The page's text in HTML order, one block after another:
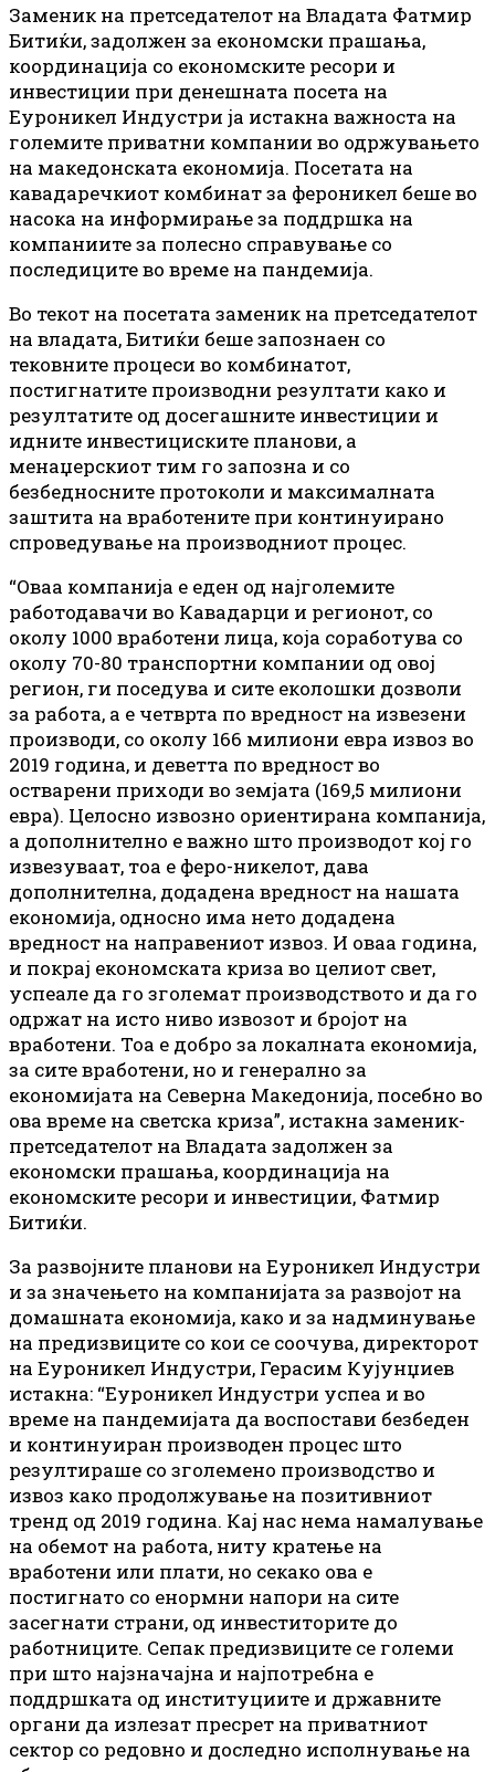
Заменик на претседателот на Владата Фатмир
Битиќи, задолжен за економски прашања,
координација со економските ресори и
инвестиции при денешната посета на
Еуроникел Индустри ја истакна важноста на
големите приватни компании во одржувањето
на македонската економија. Посетата на
кавадаречкиот комбинат за фероникел беше во
насока на информирање за поддршка на
компаниите за полесно справување со
последиците во време на пандемија.
Во текот на посетата заменик на претседателот
на владата, Битиќи беше запознаен со
тековните процеси во комбинатот,
постигнатите производни резултати како и
резултатите од досегашните инвестиции и
идните инвестициските планови, а
менаџерскиот тим го запозна и со
безбедносните протоколи и максималната
заштита на вработените при континуирано
спроведување на производниот процес.
“Оваа компанија е еден од најголемите
работодавачи во Кавадарци и регионот, со
околу 1000 вработени лица, која соработува со
околу 70-80 транспортни компании од овој
регион, ги поседува и сите еколошки дозволи
за работа, а е четврта по вредност на извезени
производи, со околу 166 милиони евра извоз во
2019 година, и деветта по вредност во
остварени приходи во земјата (169,5 милиони
евра). Целосно извозно ориентирана компанија,
а дополнително е важно што производот кој го
извезуваат, тоа е феро-никелот, дава
дополнителна, додадена вредност на нашата
економија, односно има нето додадена
вредност на направениот извоз. И оваа година,
и покрај економската криза во целиот свет,
успеале да го зголемат производството и да го
одржат на исто ниво извозот и бројот на
вработени. Тоа е добро за локалната економија,
за сите вработени, но и генерално за
економијата на Северна Македонија, посебно во
ова време на светска криза”, истакна заменик-
претседателот на Владата задолжен за
економски прашања, координација на
економските ресори и инвестиции, Фатмир
Битиќи.
За развојните планови на Еуроникел Индустри
и за значењето на компанијата за развојот на
домашната економија, како и за надминување
на предизвиците со кои се соочува, директорот
на Еуроникел Индустри, Герасим Кујунџиев
истакна: “Еуроникел Индустри успеа и во
време на пандемијата да воспостави безбеден
и континуиран производен процес што
резултираше со зголемено производство и
извоз како продолжување на позитивниот
тренд од 2019 година. Кај нас нема намалување
на обемот на работа, ниту кратење на
вработени или плати, но секако ова е
постигнато со енормни напори на сите
засегнати страни, од инвеститорите до
работниците. Сепак предизвиците се големи
при што најзначајна и најпотребна е
поддршката од институциите и државните
органи да излезат пресрет на приватниот
сектор со редовно и доследно исполнување на